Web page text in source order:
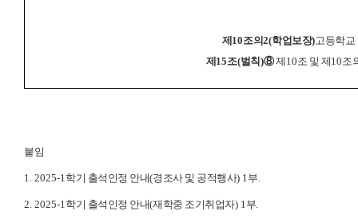
제 10조의2(학업보장)고등학교
제 15조(벌칙 )⑧제 10조 및 제10조
붙임
1. 2025-1학기 출석인정 안내(경조사 및 공적행사) 1부.
2. 2025-1 학기 출석인정 안내(재학중 조기취업자) 1 부